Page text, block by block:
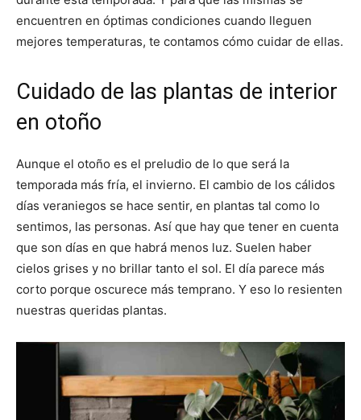
encuentren en óptimas condiciones cuando lleguen
mejores temperaturas, te contamos cómo cuidar de ellas.
Cuidado de las plantas de interior
en otoño
Aunque el otoño es el preludio de lo que será la
temporada más fría, el invierno. El cambio de los cálidos
días veraniegos se hace sentir, en plantas tal como lo
sentimos, las personas. Así que hay que tener en cuenta
que son días en que habrá menos luz. Suelen haber
cielos grises y no brillar tanto el sol. El día parece más
corto porque oscurece más temprano. Y eso lo resienten
nuestras queridas plantas.